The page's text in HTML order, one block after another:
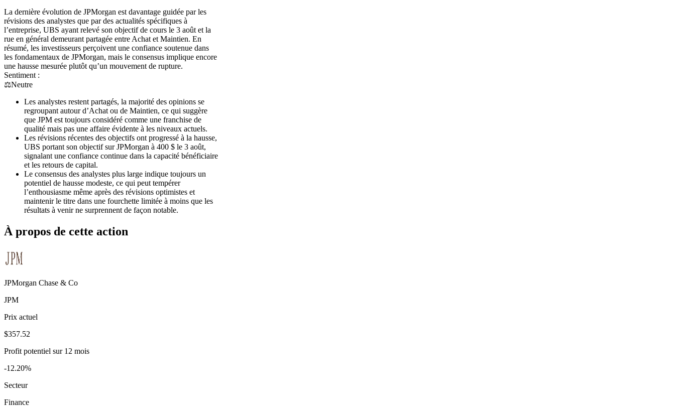
La dernière évolution de JPMorgan est davantage guidée par les
révisions des analystes que par des actualités spécifiques à
l’entreprise, UBS ayant relevé son objectif de cours le 3 août et la
rue en général demeurant partagée entre Achat et Maintien. En
résumé, les investisseurs perçoivent une confiance soutenue dans
les fondamentaux de JPMorgan, mais le consensus implique encore
une hausse mesurée plutôt qu’un mouvement de rupture.
Sentiment :
⚖️Neutre
Les analystes restent partagés, la majorité des opinions se
regroupant autour d’Achat ou de Maintien, ce qui suggère
que JPM est toujours considéré comme une franchise de
qualité mais pas une affaire évidente à les niveaux actuels.
Les révisions récentes des objectifs ont progressé à la hausse,
UBS portant son objectif sur JPMorgan à 400 $ le 3 août,
signalant une confiance continue dans la capacité bénéficiaire
et les retours de capital.
Le consensus des analystes plus large indique toujours un
potentiel de hausse modeste, ce qui peut tempérer
l’enthousiasme même après des révisions optimistes et
maintenir le titre dans une fourchette limitée à moins que les
résultats à venir ne surprennent de façon notable.
À propos de cette action
JPMorgan Chase & Co
JPM
Prix actuel
$357.52
Profit potentiel sur 12 mois
-12.20%
Secteur
Finance